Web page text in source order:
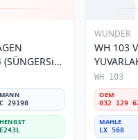
MANN
C 29198
HENGST
E243L
WUNDER
WH 103
Filtresi
WH 103
OEM
032 129
MAHLE
LX 568